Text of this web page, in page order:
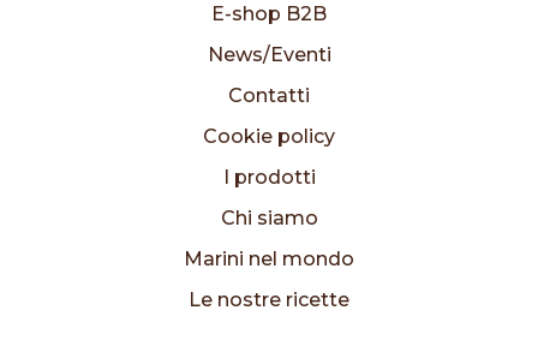
I prodotti
Chi siamo
Marini nel mondo
Le nostre ricette
E-shop B2B
News/Eventi
Contatti
Cookie policy